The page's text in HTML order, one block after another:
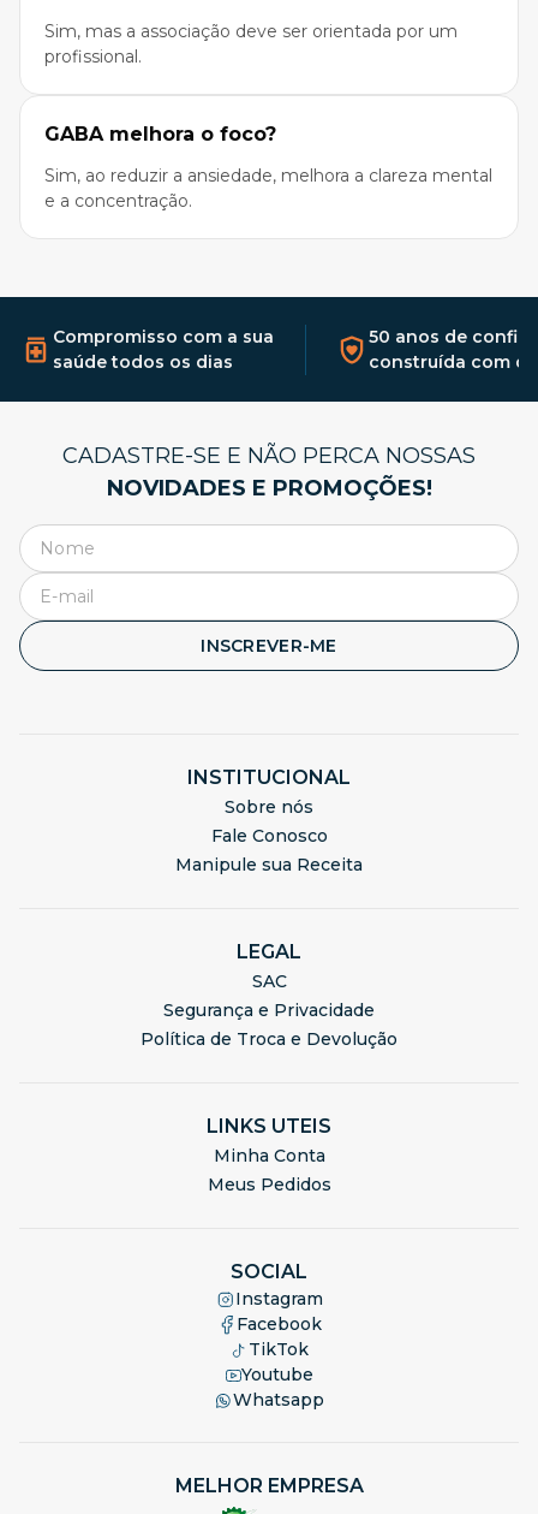
Sim, mas a associação deve ser orientada por um
profissional.
GABA melhora o foco?
Sim, ao reduzir a ansiedade, melhora a clareza mental
e a concentração.
Compromisso com a sua
saúde todos os dias
50 anos de
construída com
CADASTRE-SE E NÃO PERCA NOSSAS
NOVIDADES E PROMOÇÕES!
INSCREVER-ME
INSTITUCIONAL
Sobre nós
Fale Conosco
Manipule sua Receita
LEGAL
SAC
Segurança e Privacidade
Política de Troca e Devolução
LINKS UTEIS
Minha Conta
Meus Pedidos
SOCIAL
Instagram
Facebook
TikTok
Youtube
Whatsapp
MELHOR EMPRESA